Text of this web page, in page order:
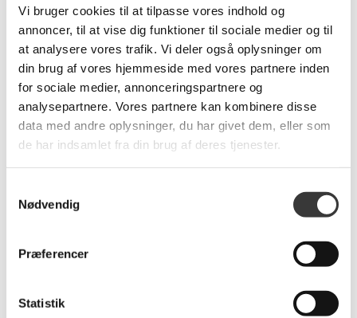
Vi bruger cookies til at tilpasse vores indhold og
annoncer, til at vise dig funktioner til sociale medier og til
at analysere vores trafik. Vi deler også oplysninger om
din brug af vores hjemmeside med vores partnere inden
for sociale medier, annonceringspartnere og
analysepartnere. Vores partnere kan kombinere disse
data med andre oplysninger, du har givet dem, eller som
de har indsamlet fra din brug af deres tjenester.
Nødvendig
Præferencer
Statistik
Levering:1-3 dage
Brands:Langkilde & Søn
Flere